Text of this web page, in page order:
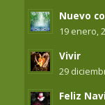
Nuevo
19 enero,
Vivir
29
Feliz